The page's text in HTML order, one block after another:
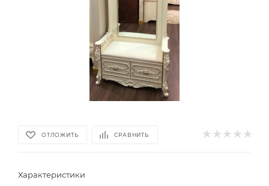
ОТЛОЖИТЬ СРАВНИТЬ
Характеристики